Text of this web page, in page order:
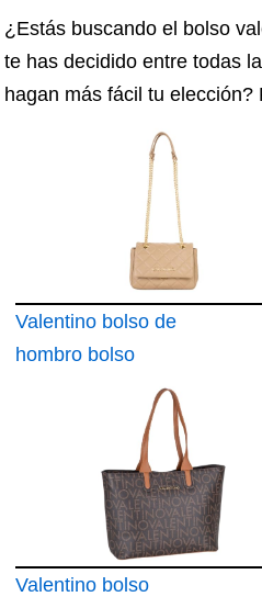
¿Estás buscando el bolso
te has decidido entre todas
hagan más fácil tu
Valentino bolso de
hombro bolso
bandolera Ocarina
Flap Bag Beige
Valentino bolso